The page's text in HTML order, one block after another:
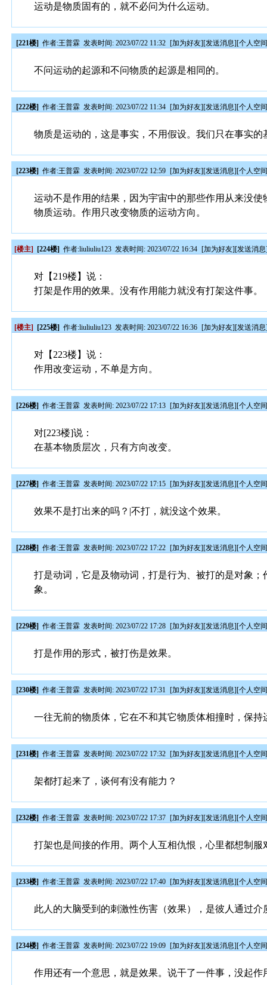
运动是物质固有的，就不必问为什么运动。
[221楼] 作者:王普霖 发表时间: 2023/07/22 11:32 [加为好友][发送消息][个人空
不问运动的起源和不问物质的起源是相同的。
[222楼] 作者:王普霖 发表时间: 2023/07/22 11:34 [加为好友][发送消息][个人空
物质是运动的，这是事实，不用假设。我们只在事实
[223楼] 作者:王普霖 发表时间: 2023/07/22 12:59 [加为好友][发送消息][个人空
运动不是作用的结果，因为宇宙中的那些作用从来没
物质运动。作用只改变物质的运动方向。
[楼主] [224楼] 作者:liuliuliu123 发表时间: 2023/07/22 16:34 [加为好友][发送消息
对【219楼】说：
打架是作用的效果。没有作用能力就没有打架这件事。
[楼主] [225楼] 作者:liuliuliu123 发表时间: 2023/07/22 16:36 [加为好友][发送消息
对【223楼】说：
作用改变运动，不单是方向。
[226楼] 作者:王普霖 发表时间: 2023/07/22 17:13 [加为好友][发送消息][个人空
对[223楼]说：
在基本物质层次，只有方向改变。
[227楼] 作者:王普霖 发表时间: 2023/07/22 17:15 [加为好友][发送消息][个人空
效果不是打出来的吗？|不打，就没这个效果。
[228楼] 作者:王普霖 发表时间: 2023/07/22 17:22 [加为好友][发送消息][个人空
打是动词，它是及物动词，打是行为、被打的是对象
象。
[229楼] 作者:王普霖 发表时间: 2023/07/22 17:28 [加为好友][发送消息][个人空
打是作用的形式，被打伤是效果。
[230楼] 作者:王普霖 发表时间: 2023/07/22 17:31 [加为好友][发送消息][个人空
一往无前的物质体，它在不和其它物质体相撞时，保持
[231楼] 作者:王普霖 发表时间: 2023/07/22 17:32 [加为好友][发送消息][个人空
架都打起来了，谈何有没有能力？
[232楼] 作者:王普霖 发表时间: 2023/07/22 17:37 [加为好友][发送消息][个人空
打架也是间接的作用。两个人互相仇恨，心里都想制
[233楼] 作者:王普霖 发表时间: 2023/07/22 17:40 [加为好友][发送消息][个人空
此人的大脑受到的刺激性伤害（效果），是彼人通过介
[234楼] 作者:王普霖 发表时间: 2023/07/22 19:09 [加为好友][发送消息][个人空
作用还有一个意思，就是效果。说干了一件事，没起